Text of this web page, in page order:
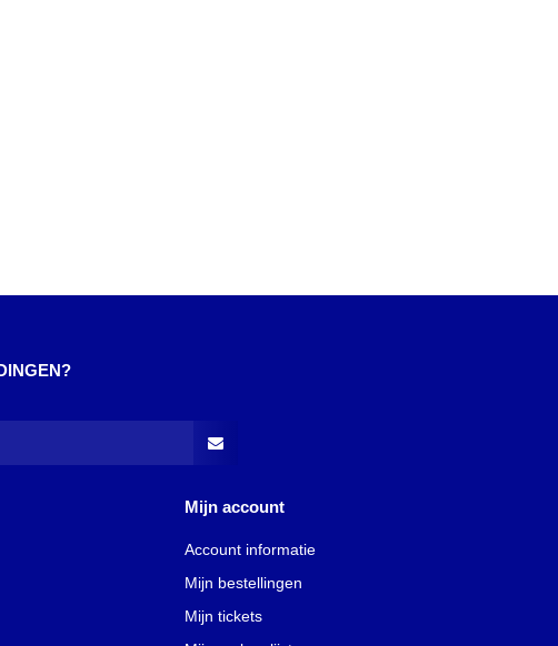
Mijn account
Account informatie
Mijn bestellingen
Mijn tickets